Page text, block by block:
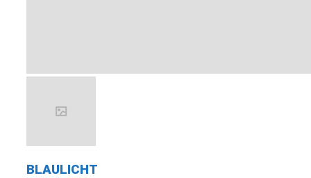
BLAULICHT